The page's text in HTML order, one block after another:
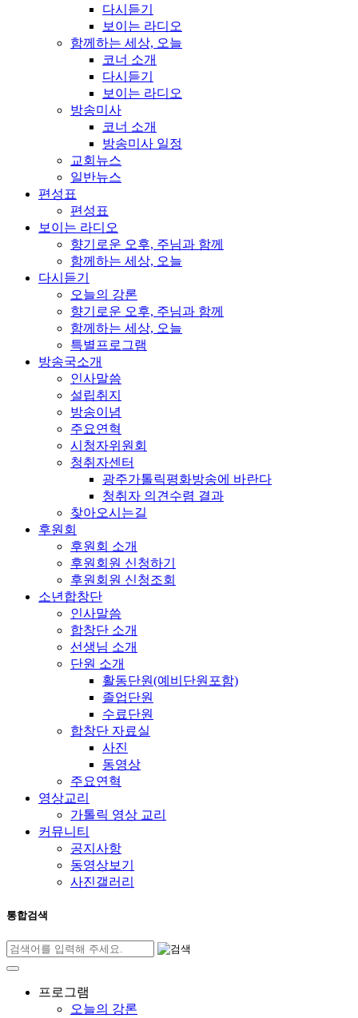
다시듣기
보이는 라디오
함께하는 세상, 오늘
코너 소개
다시듣기
보이는 라디오
방송미사
코너 소개
방송미사 일정
교회뉴스
일반뉴스
편성표
편성표
보이는 라디오
향기로운 오후, 주님과 함께
함께하는 세상, 오늘
다시듣기
오늘의 강론
향기로운 오후, 주님과 함께
함께하는 세상, 오늘
특별프로그램
방송국소개
인사말씀
설립취지
방송이념
주요연혁
시청자위원회
청취자센터
광주가톨릭평화방송에 바란다
청취자 의견수렴 결과
찾아오시는길
후원회
후원회 소개
후원회원 신청하기
후원회원 신청조회
소년합창단
인사말씀
합창단 소개
선생님 소개
단원 소개
활동단원(예비단원포함)
졸업단원
수료단원
합창단 자료실
사진
동영상
주요연혁
영상교리
가톨릭 영상 교리
커뮤니티
공지사항
동영상보기
사진갤러리
통합검색
프로그램
오늘의 강론